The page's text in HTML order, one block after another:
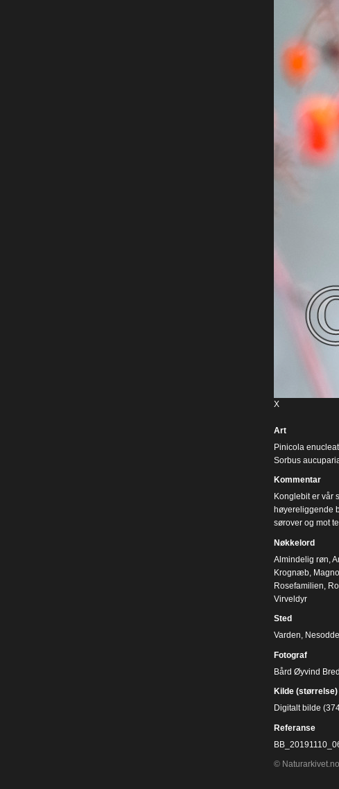
X
Art
Pinicola
Sorbus
Kommentar
Konglebit er vår
høyereliggende
sørover og mot
Nøkkelord
Almindelig røn
Krognæb,
Rosefamilien
Virveldyr
Sted
Varden,
Fotograf
Bård Øyvind
Kilde (størrelse)
Digitalt bilde
Referanse
© Naturarkivet.no